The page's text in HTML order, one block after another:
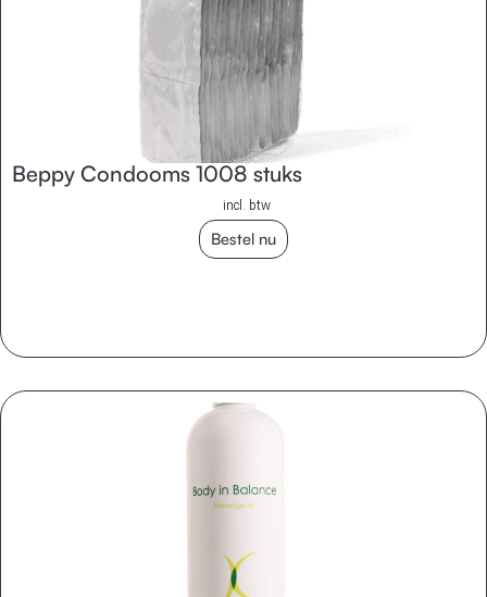
Beppy Condooms 1008 stuks
incl. btw
Bestel nu